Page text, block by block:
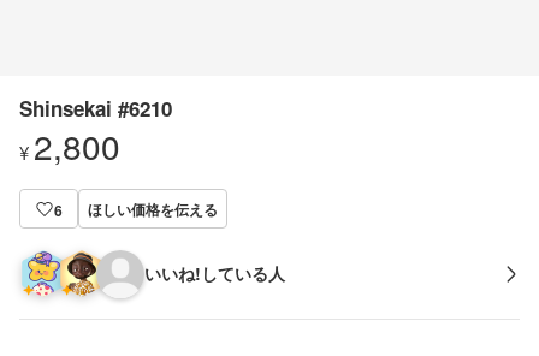
Shinsekai #6210
¥ 2,800
6 ほしい価格を伝える
いいね!している人